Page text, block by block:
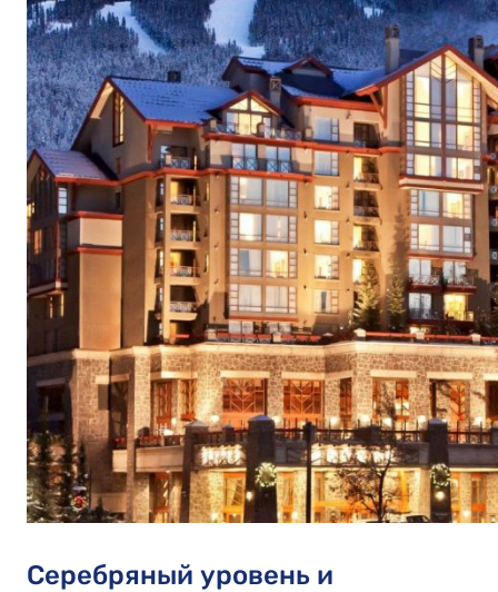
Серебряный уровень и